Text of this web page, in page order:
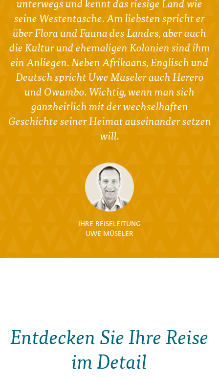
unterwegs und kennt das riesige Land wie
seine Westentasche. Am liebsten spricht er
über Flora und Fauna des Landes, aber auch
die Kultur und ehemaligen Kolonien sind ihm
ein Anliegen. Neben Afrikaans, Englisch und
Deutsch spricht Uwe Museler auch Herero
und Owambo. Wichtig, wenn man sich
ganzheitlich mit der wechselhaften
Geschichte seiner Heimat auseinander setzen
will.
IHRE REISELEITUNG
UWE MÜSELER
Entdecken Sie Ihre Reise
im Detail